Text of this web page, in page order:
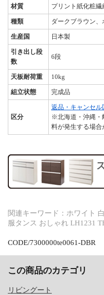
材質 プリント紙化粧繊
種類 ダークブラウン、
生産国 日本製
引き出し段
数
6段
天板耐荷重 10kg
組立状態 完成品
区分
返品・キャンセル
※北海道・沖縄・
料が発生する場合
関連キーワード：ホワイト
服タンス おしゃれ LH1231
CODE/7300000te0061-DBR
この商品のカテゴリ
リビングート